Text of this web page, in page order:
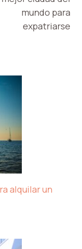
mundo para
expatriarse
alquilar un